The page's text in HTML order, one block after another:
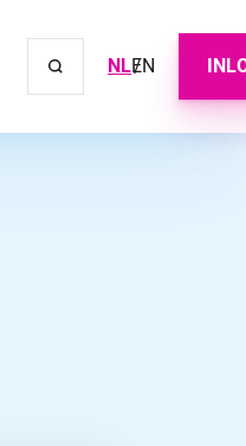
NLEN
Sluit